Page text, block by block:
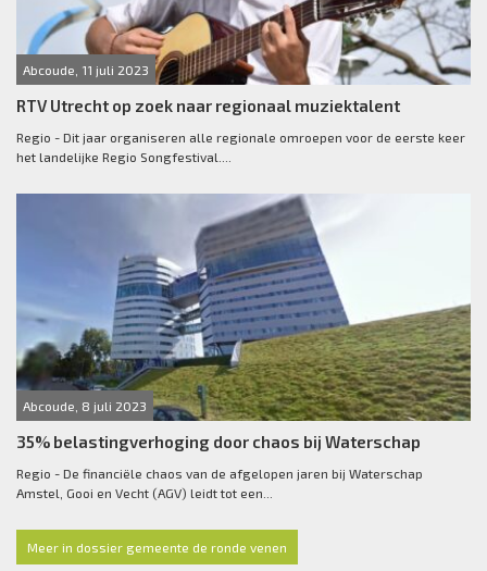
Abcoude, 11 juli 2023
RTV Utrecht op zoek naar regionaal muziektalent
Regio - Dit jaar organiseren alle regionale omroepen voor de eerste keer
het landelijke Regio Songfestival....
Abcoude, 8 juli 2023
35% belastingverhoging door chaos bij Waterschap
Regio - De financiële chaos van de afgelopen jaren bij Waterschap
Amstel, Gooi en Vecht (AGV) leidt tot een...
Meer in dossier gemeente de ronde venen